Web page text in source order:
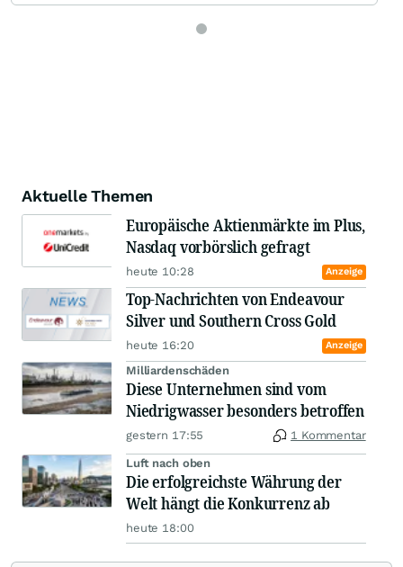
Aktuelle Themen
Europäische Aktienmärkte im Plus,
Nasdaq vorbörslich gefragt
heute 10:28 Anzeige
Top-Nachrichten von Endeavour
Silver und Southern Cross Gold
heute 16:20 Anzeige
Milliardenschäden
Diese Unternehmen sind vom
Niedrigwasser besonders betroffen
gestern 17:55 1 Kommentar
Luft nach oben
Die erfolgreichste Währung der
Welt hängt die Konkurrenz ab
heute 18:00